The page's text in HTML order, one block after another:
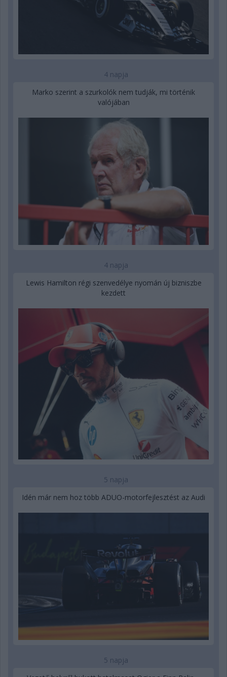
4 napja
Marko szerint a szurkolók nem tudják, mi történik
valójában
4 napja
Lewis Hamilton régi szenvedélye nyomán új bizniszbe
kezdett
5 napja
Idén már nem hoz több ADUO-motorfejlesztést az Audi
5 napja